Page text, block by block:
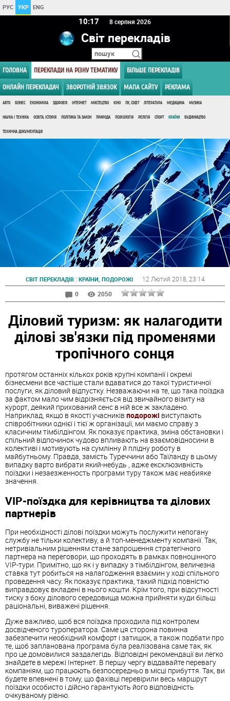
РУС УКР ENG
10:17 8 серпня 2026
Світ перекладів
ГОЛОВНА ПЕРЕКЛАДИ НА РІЗНУ ТЕМАТИКУ БІЛЬШЕ ПЕРЕКЛАДІВ
ОНЛАЙН ПЕРЕКЛАДАЧ ЗВОРОТНІЙ ЗВЯЗОК МАПА САЙТУ РЕКЛАМА
АВТО БІЗНЕС ЕКОНОМІКА ЗДОРОВ'Я ІНТЕРНЕТ МИСТЕЦТВО КІНО ПК, СОФТ ЛІТЕРАТУРА МЕДИЦИНА МУЗИКА
НАУКА І ТЕХНІКА ОСВІТА, ІСТОРІЯ ПОЛІТИКА ТА ЗАКОН ПРИРОДА ПСИХОЛОГІЯ РЕЛІГІЯ СПОРТ КРАЇНИ БУДІВНИЦТВО
ТЕХНІЧНА ДОКУМЕНТАЦІЯ
СВІТ ПЕРЕКЛАДІВ: КРАЇНИ, ПОДОРОЖІ 12 Лютий 2018 , 23:14
0
2050
Діловий туризм: як налагодити
ділові зв'язки під променями
тропічного сонця
протягом останніх кількох років крупні компанії і окремі
бізнесмени все частіше стали вдаватися до такої туристичної
послуги, як діловий відпустку. Незважаючи на те, що така поїздка
за фактом мало чим відрізняється від звичайного візиту на
курорт, деякий прихований сенс в ній все ж закладено.
Наприклад, якщо в якості учасників подорожі виступають
співробітники однієї і тієї ж організації, ми маємо справу з
класичним тімбілдінгом. Як показує практика, зміна обстановки і
спільний відпочинок чудово впливають на взаємовідносини в
колективі і мотивують на сумлінну й плідну роботу в
майбутньому. Правда, замість Туреччини або Таїланду в цьому
випадку варто вибрати який-небудь , адже ексклюзивність
поїздки і незаезженность програми туру також має неабияке
значення.
VIP-поїздка для керівництва та ділових
партнерів
При необхідності ділові поїздки можуть послужити непогану
службу не тільки колективу, а й топ-менеджменту компанії. Так,
нетривіальним рішенням стане запрошення стратегічного
партнера на переговори, що проходять в рамках повноцінного
VIP-тури. Примітно, що як і у випадку з тімбілдінгом, величезна
ставка тут робиться на налагодження взаємин у ході спільного
проведення часу. Як показує практика, такий підхід повністю
виправдовує вкладені в нього кошти. Крім того, при відсутності
тиску з боку ділового середовища можна прийняти куди більш
раціональні, виважені рішення.
Дуже важливо, щоб вся поїздка проходила під контролем
досвідченого туроператора. Саме ця сторона повинна
забезпечити необхідний комфорт і затишок, а також подбати про
те, щоб запланована програма була реалізована саме так, як
про це домовилися заздалегідь. Відповідні рекомендації ви легко
знайдете в мережі Інтернет. В першу чергу віддавайте перевагу
компаніям, що працюють безпосередньо в місці прибуття. Так, ви
будете впевнені в тому, що фахівці перевірили весь маршрут
поїздки особисто і дійсно гарантують його відповідність
очікуваному рівню.